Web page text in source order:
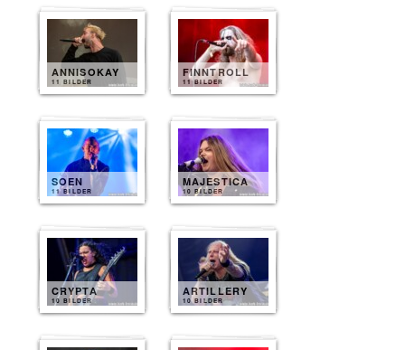
ANNISOKAY
11 BILDER
FINNTROLL
11 BILDER
SOEN
11 BILDER
MAJESTICA
10 BILDER
CRYPTA
10 BILDER
ARTILLERY
10 BILDER